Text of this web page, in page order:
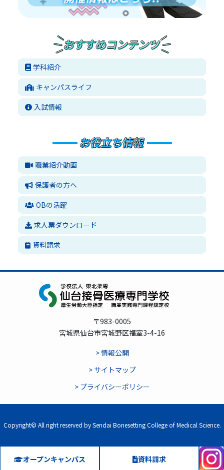
学科紹介
キャンパスライフ
入試情報
職業紹介動画
保護者の方へ
OBの活躍
求人票ダウンロード
資料請求
〒983-0005
宮城県仙台市宮城野区福室3-4-16
> 情報公開
> サイトマップ
> プライバシーポリシー
Copyright© All right reserved by Sendai Bonesetting College of Medical Science.
オープンキャンパス 資料請求